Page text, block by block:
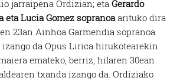
jarraipena Ordizian; etaGerardo
eta Lucia Gomez sopranoaarituko dira
23an Ainhoa Garmendia sopranoa
da Opus Lirica hirukotearekin.
emateko, berriz, hilaren 30ean
txanda izango da.Ordiziako